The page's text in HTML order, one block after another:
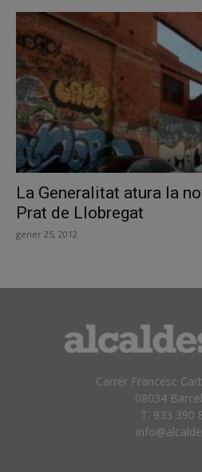
La Generalitat atura la
Prat de Llobregat
gener 25, 2012
Carrer Francesc
08034
T. 933 390